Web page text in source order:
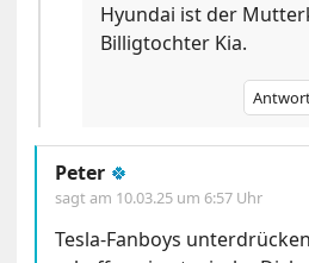
Hyundai ist der
Billigtochter Kia.
Peter 🍀
sagt am 10.03.25 um 6:57 Uhr
Tesla-Fanboys